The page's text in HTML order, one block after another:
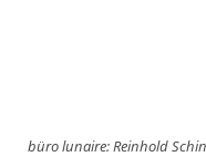
büro lunaire: Reinhold